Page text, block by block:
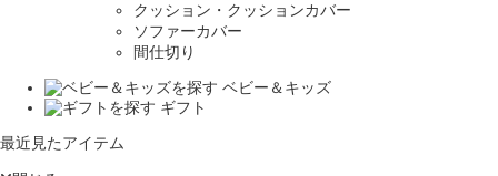
クッション・クッションカバー
ソファーカバー
間仕切り
ベビー＆キッズ
ギフト
最近見たアイテム